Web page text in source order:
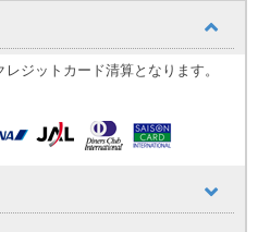
車・サービスでストレスフリーで
様をお迎え致します。
レジットカード清算となります。